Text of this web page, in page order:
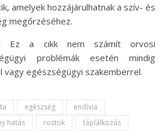
amelyek hozzájárulhatnak a szív- és
megőrzéséhez.
Ez a cikk nem számít orvosi
problémák esetén mindig
vagy egészségügyi szakemberrel.
egészség
endívia
hatás rostok táplálkozás